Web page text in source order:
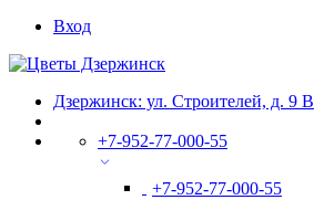
Вход
Дзержинск: ул. Строителей, д. 9 В
+7-952-77-000-55
+7-952-77-000-55